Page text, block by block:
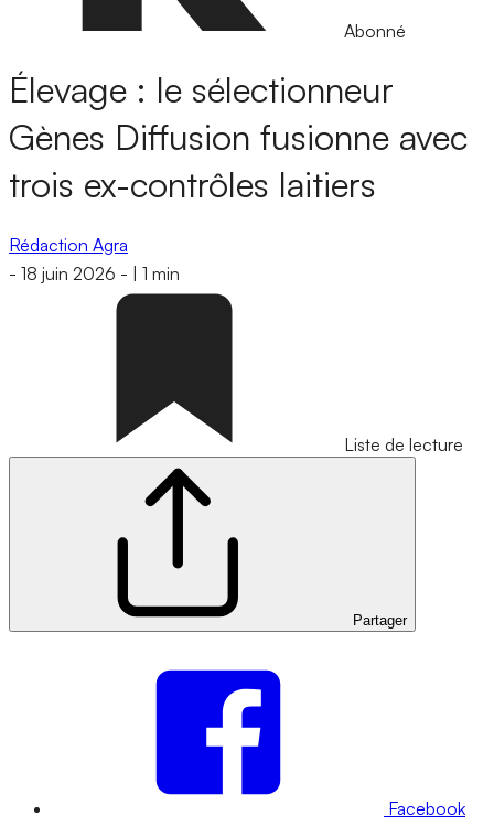
Abonné
Élevage : le sélectionneur
Gènes Diffusion fusionne avec
trois ex-contrôles laitiers
Rédaction Agra
- 18 juin 2026 - 1 min
Liste de lecture
Partager
Facebook